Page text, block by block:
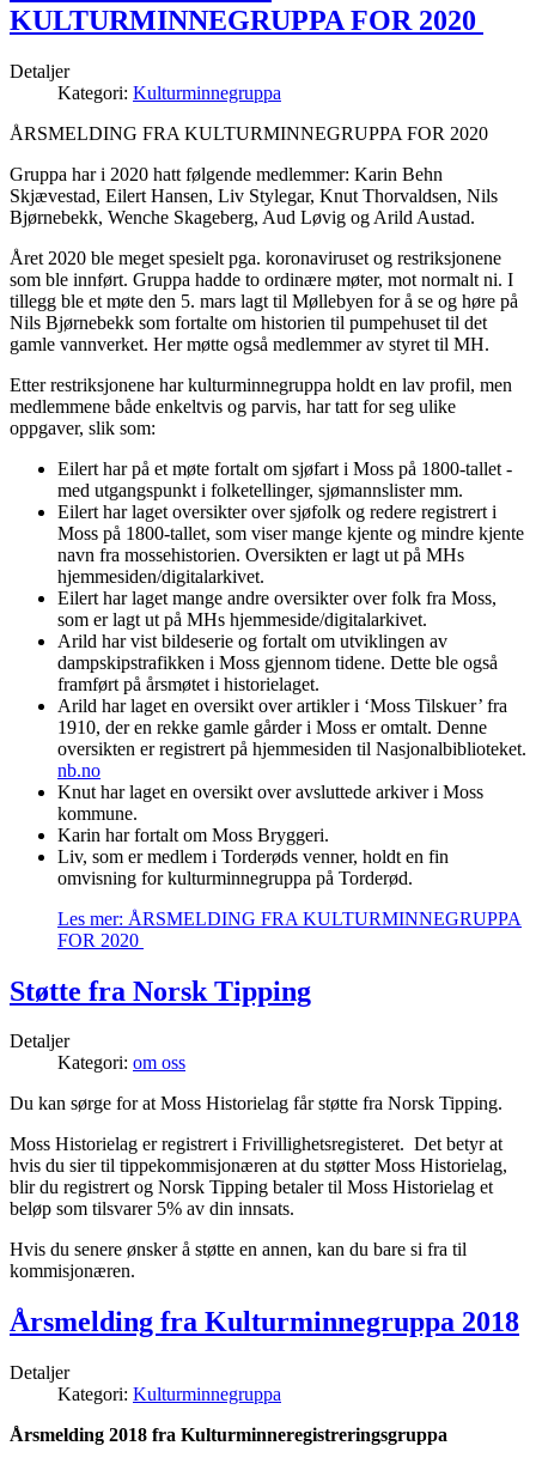
KULTURMINNEGRUPPA FOR 2020
Detaljer
Kategori: Kulturminnegruppa
ÅRSMELDING FRA KULTURMINNEGRUPPA FOR 2020
Gruppa har i 2020 hatt følgende medlemmer: Karin Behn
Skjævestad, Eilert Hansen, Liv Stylegar, Knut Thorvaldsen, Nils
Bjørnebekk, Wenche Skageberg, Aud Løvig og Arild Austad.
Året 2020 ble meget spesielt pga. koronaviruset og restriksjonene
som ble innført. Gruppa hadde to ordinære møter, mot normalt ni. I
tillegg ble et møte den 5. mars lagt til Møllebyen for å se og høre på
Nils Bjørnebekk som fortalte om historien til pumpehuset til det
gamle vannverket. Her møtte også medlemmer av styret til MH.
Etter restriksjonene har kulturminnegruppa holdt en lav profil, men
medlemmene både enkeltvis og parvis, har tatt for seg ulike
oppgaver, slik som:
Eilert har på et møte fortalt om sjøfart i Moss på 1800-tallet -
med utgangspunkt i folketellinger, sjømannslister mm.
Eilert har laget oversikter over sjøfolk og redere registrert i
Moss på 1800-tallet, som viser mange kjente og mindre kjente
navn fra mossehistorien. Oversikten er lagt ut på MHs
hjemmesiden/digitalarkivet.
Eilert har laget mange andre oversikter over folk fra Moss,
som er lagt ut på MHs hjemmeside/digitalarkivet.
Arild har vist bildeserie og fortalt om utviklingen av
dampskipstrafikken i Moss gjennom tidene. Dette ble også
framført på årsmøtet i historielaget.
Arild har laget en oversikt over artikler i ‘Moss Tilskuer’ fra
1910, der en rekke gamle gårder i Moss er omtalt. Denne
oversikten er registrert på hjemmesiden til Nasjonalbiblioteket.
nb.no
Knut har laget en oversikt over avsluttede arkiver i Moss
kommune.
Karin har fortalt om Moss Bryggeri.
Liv, som er medlem i Torderøds venner, holdt en fin
omvisning for kulturminnegruppa på Torderød.
Les mer: ÅRSMELDING FRA KULTURMINNEGRUPPA
FOR 2020
Støtte fra Norsk Tipping
Detaljer
Kategori: om oss
Du kan sørge for at Moss Historielag får støtte fra Norsk Tipping.
Moss Historielag er registrert i Frivillighetsregisteret. Det betyr at
hvis du sier til tippekommisjonæren at du støtter Moss Historielag,
blir du registrert og Norsk Tipping betaler til Moss Historielag et
beløp som tilsvarer 5% av din innsats.
Hvis du senere ønsker å støtte en annen, kan du bare si fra til
kommisjonæren.
Årsmelding fra Kulturminnegruppa 2018
Detaljer
Kategori: Kulturminnegruppa
Årsmelding 2018 fra Kulturminneregistreringsgruppa